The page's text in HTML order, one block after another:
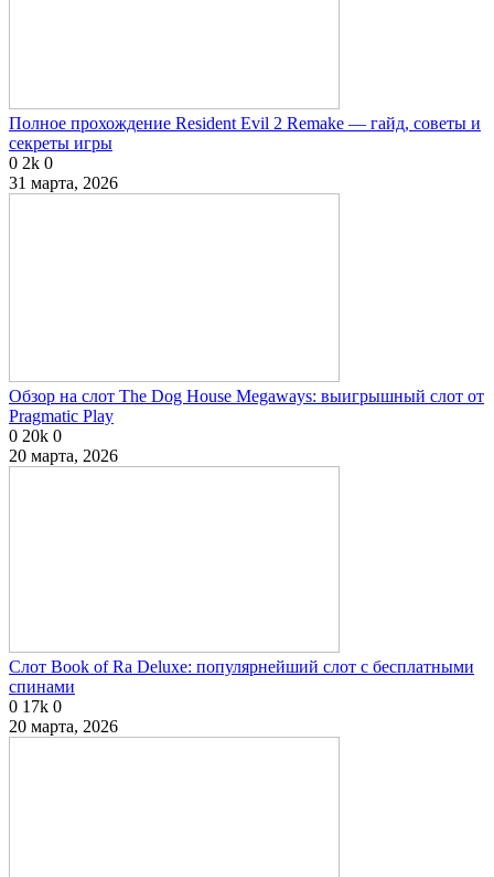
Полное прохождение Resident Evil 2 Remake — гайд, советы и
секреты игры
0 2k 0
31 марта, 2026
Обзор на слот The Dog House Megaways: выигрышный слот от
Pragmatic Play
0 20k 0
20 марта, 2026
Слот Book of Ra Deluxe: популярнейший слот с бесплатными
спинами
0 17k 0
20 марта, 2026